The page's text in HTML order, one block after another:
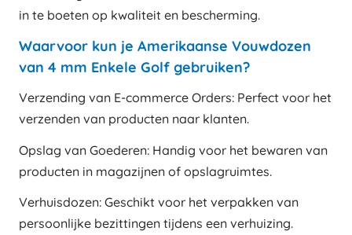
in te boeten op kwaliteit en bescherming.
Waarvoor kun je Amerikaanse Vouwdozen
van 4 mm Enkele Golf gebruiken?
Verzending van E-commerce Orders: Perfect voor het
verzenden van producten naar klanten.
Opslag van Goederen: Handig voor het bewaren van
producten in magazijnen of opslagruimtes.
Verhuisdozen: Geschikt voor het verpakken van
persoonlijke bezittingen tijdens een verhuizing.